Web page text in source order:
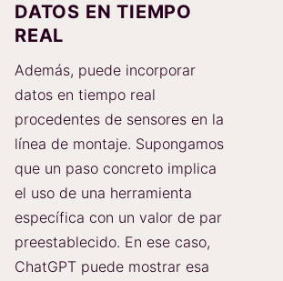
DATOS EN TIEMPO
REAL
Además, puede incorporar
datos en tiempo real
procedentes de sensores en la
línea de montaje. Supongamos
que un paso concreto implica
el uso de una herramienta
específica con un valor de par
preestablecido. En ese caso,
ChatGPT puede mostrar esa